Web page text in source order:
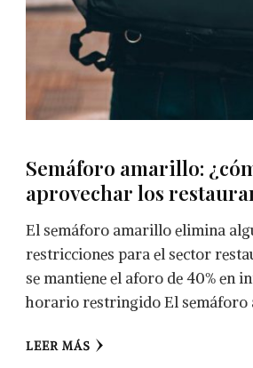
Semáforo amarillo:
aprovechar los
El semáforo amarillo elimina
restricciones para el sector
se mantiene el aforo de 40% en
horario restringido El
LEER MÁS